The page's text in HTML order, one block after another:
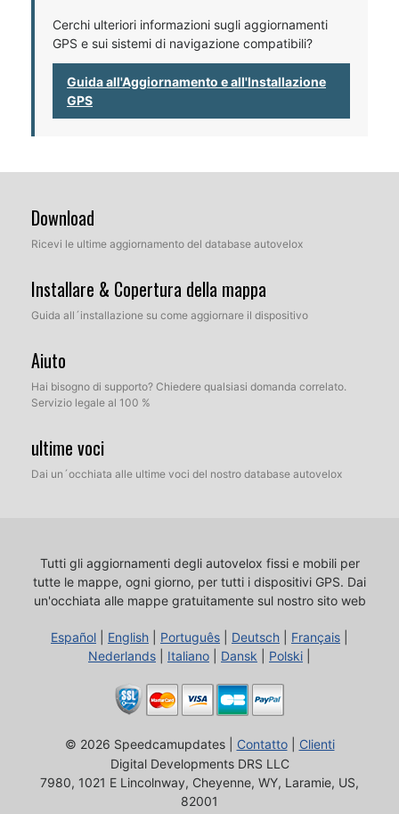
Cerchi ulteriori informazioni sugli aggiornamenti
GPS e sui sistemi di navigazione compatibili?
Guida all'Aggiornamento e all'Installazione
GPS
Download
Ricevi le ultime aggiornamento del database autovelox
Installare & Copertura della mappa
Guida all´installazione su come aggiornare il dispositivo
Aiuto
Hai bisogno di supporto? Chiedere qualsiasi domanda correlato.
Servizio legale al 100 %
ultime voci
Dai un´occhiata alle ultime voci del nostro database autovelox
Tutti gli aggiornamenti degli autovelox fissi e mobili per
tutte le mappe, ogni giorno, per tutti i dispositivi GPS. Dai
un'occhiata alle mappe gratuitamente sul nostro sito web
Español English Português Deutsch Français
Nederlands
Italiano Dansk Polski
© 2026 Speedcamupdates | Contatto| Clienti
Digital Developments DRS LLC
7980, 1021 E Lincolnway, Cheyenne, WY, Laramie, US,
82001